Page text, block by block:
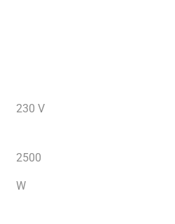
230 V
2500
W